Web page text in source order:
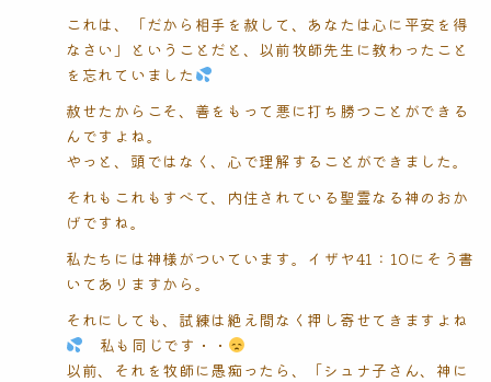
これは、「だから相手を赦して、あなたは心に平安を得
なさい」ということだと、以前牧師先生に教わったこと
を忘れていました
赦せたからこそ、善をもって悪に打ち勝つことができる
んですよね。
やっと、頭ではなく、心で理解することができました。
それもこれもすべて、内住されている聖霊なる神のおか
げですね。
私たちには神様がついています。イザヤ41：10にそう書
いてありますから。
それにしても、試練は絶え間なく押し寄せてきますよね
私も同じです・・
以前、それを牧師に愚痴ったら、「シュナ子さん、神に